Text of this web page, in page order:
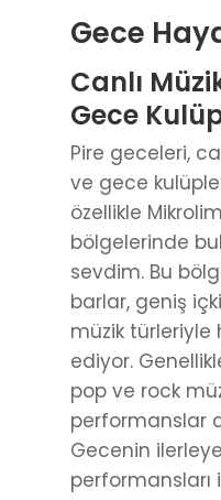
Gece
Canlı
Gece
Pire geceleri,
ve gece
özellikle
bölgelerinde
sevdim. Bu
barlar, geniş
müzik türleriyle
ediyor.
pop ve rock
performanslar
Gecenin